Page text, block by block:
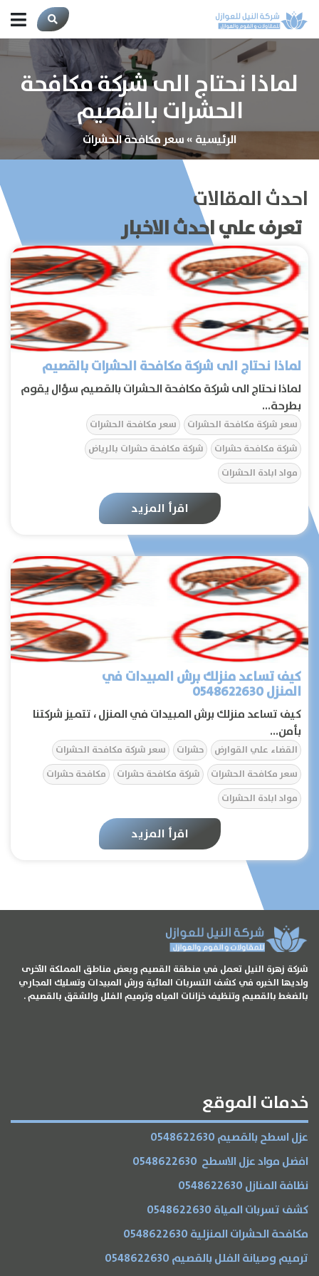
لماذا نحتاج الى شركة مكافحة
الحشرات بالقصيم
الرئيسية»سعر مكافحة الحشرات
احدث المقالات
تعرف علي احدث الاخبار
لماذا نحتاج الى شركة مكافحة الحشرات بالقصيم
لماذا نحتاج الى شركة مكافحة الحشرات بالقصيم سؤال يقوم
بطرحة...
سعر شركة مكافحة الحشرات
سعر مكافحة الحشرات
شركة مكافحة حشرات
شركة مكافحة حشرات بالرياض
مواد ابادة الحشرات
اقرأ المزيد
كيف تساعد منزلك برش المبيدات في
المنزل 0548622630
كيف تساعد منزلك برش المبيدات في المنزل ، تتميز شركتنا
بأمن...
القضاء علي القوارض حشرات
سعر شركة مكافحة الحشرات
سعر مكافحة الحشرات
شركة مكافحة حشرات
مكافحة حشرات
مواد ابادة الحشرات
اقرأ المزيد
شركة زهرة النيل تعمل في منطقة القصيم وبعض مناطق المملكة الأخرى
ولديها الخبره في كشف التسربات المائية ورش المبيدات وتسليك المجاري
بالضغط بالقصيم وتنظيف خزانات المياه وترميم الفلل والشقق بالقصيم .
خدمات الموقع
عزل اسطح بالقصيم 0548622630
افضل مواد عزل الاسطح 0548622630
نظافة المنازل 0548622630
كشف تسربات المياة 0548622630
مكافحة الحشرات المنزلية 0548622630
ترميم وصيانة الفلل بالقصيم 0548622630
الرئيسية
عن الشركة
تواصل معنا
الخدمات